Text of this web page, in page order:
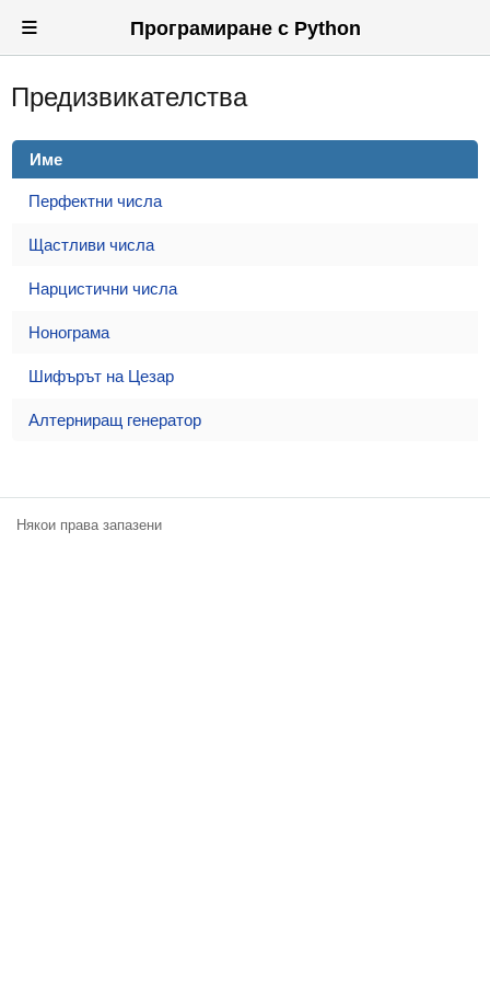
Вход
Регистрация
Хитринки
Форуми
Класация
≡ Програмиране с Python
Предизвикателства
Име
Перфектни числа
Щастливи числа
Нарцистични числа
Нонограма
Шифърът на Цезар
Алтерниращ генератор
Някои права запазени